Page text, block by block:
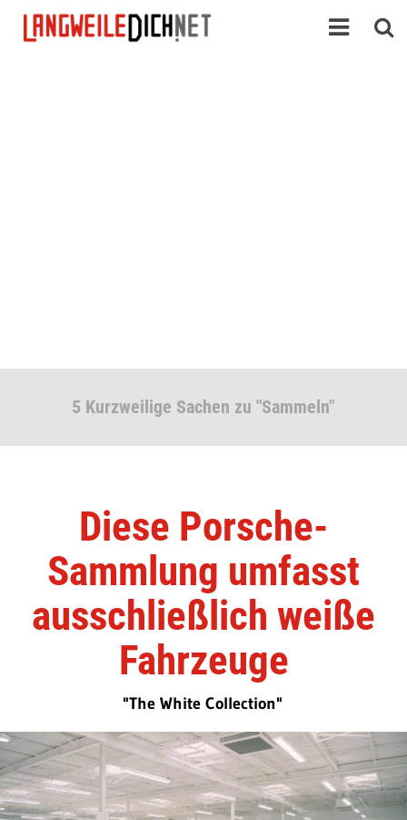
5 Kurzweilige Sachen zu "Sammeln"
Diese Porsche-
Sammlung umfasst
ausschließlich weiße
Fahrzeuge
"The White Collection"